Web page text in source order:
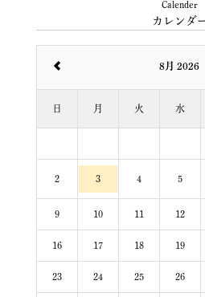
Calender
カレンダ
8月 2026
日 月 火 水
2 3 4 5
9 10 11 12
16 17 18 19
23 24 25 26